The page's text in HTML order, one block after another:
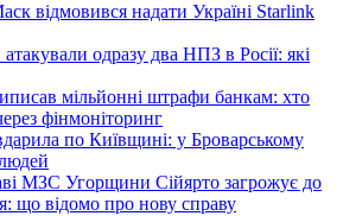
відмовився надати Україні Starlink
одразу два НПЗ в Росії: які
мільйонні штрафи банкам: хто
фінмоніторинг
по Київщині: у Броварському
МЗС Угорщини Сійярто загрожує до
що відомо про нову справу